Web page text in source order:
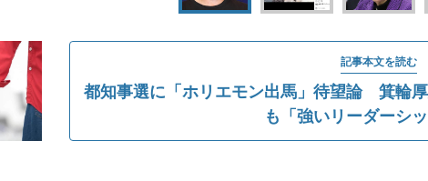
記事本文を読む
都知事選に「ホリエモン出馬」待望論 箕輪
も「強いリーダーシ